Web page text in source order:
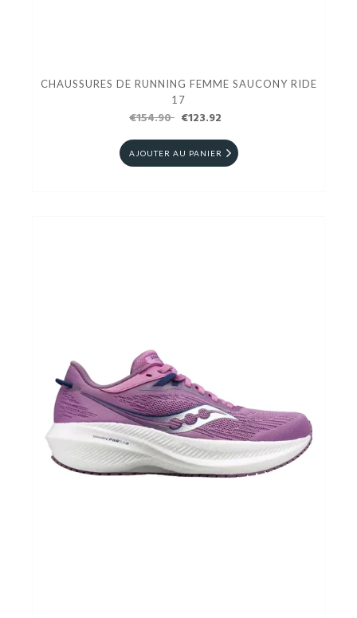
CHAUSSURES DE RUNNING FEMME SAUCONY RIDE
17
€154.90 €123.92
AJOUTER AU PANIER